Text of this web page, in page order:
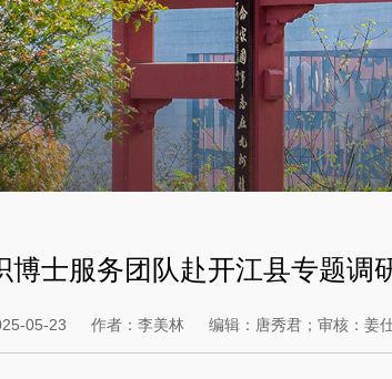
博士服务团队赴开江县专题调
05-23 作者：李美林 编辑：唐秀君；审核：姜